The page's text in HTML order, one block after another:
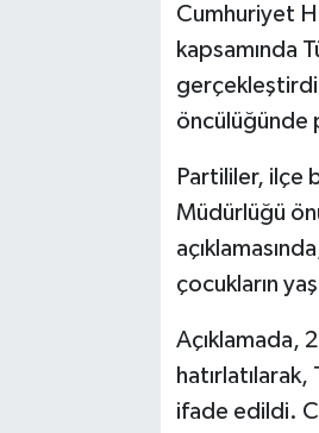
Cumhuriyet
kapsamında
gerçekleştirdi.
öncülüğünde
Partililer, ilçe
Müdürlüğü
çocukların
Açıklamada,
hatırlatılarak,
ifade edildi.